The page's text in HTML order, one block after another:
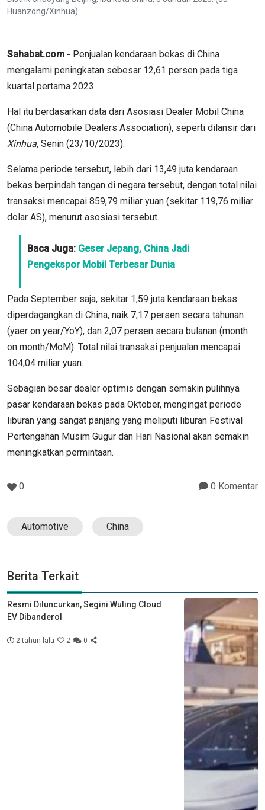
Huanzong/Xinhua)
Sahabat.com - Penjualan kendaraan bekas di China
mengalami peningkatan sebesar 12,61 persen pada tiga
kuartal pertama 2023.
Hal itu berdasarkan data dari Asosiasi Dealer Mobil China
(China Automobile Dealers Association), seperti dilansir dari
Xinhua, Senin (23/10/2023).
Selama periode tersebut, lebih dari 13,49 juta kendaraan
bekas berpindah tangan di negara tersebut, dengan total nilai
transaksi mencapai 859,79 miliar yuan (sekitar 119,76 miliar
dolar AS), menurut asosiasi tersebut.
Baca Juga: Geser Jepang, China Jadi
Pengekspor Mobil Terbesar Dunia
Pada September saja, sekitar 1,59 juta kendaraan bekas
diperdagangkan di China, naik 7,17 persen secara tahunan
(yaer on year/YoY), dan 2,07 persen secara bulanan (month
on month/MoM). Total nilai transaksi penjualan mencapai
104,04 miliar yuan.
Sebagian besar dealer optimis dengan semakin pulihnya
pasar kendaraan bekas pada Oktober, mengingat periode
liburan yang sangat panjang yang meliputi liburan Festival
Pertengahan Musim Gugur dan Hari Nasional akan semakin
meningkatkan permintaan.
0 0 Komentar
Automotive China
Berita Terkait
Resmi Diluncurkan, Segini Wuling Cloud
EV Dibanderol
2 tahun lalu 2 0